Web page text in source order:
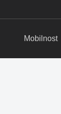
Mobilnost